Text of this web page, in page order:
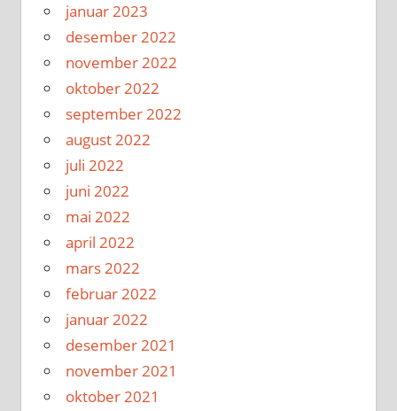
januar 2023
desember 2022
november 2022
oktober 2022
september 2022
august 2022
juli 2022
juni 2022
mai 2022
april 2022
mars 2022
februar 2022
januar 2022
desember 2021
november 2021
oktober 2021